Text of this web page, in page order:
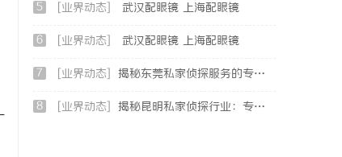
5 [业界动态] 武汉配眼镜 上海配眼镜
6 [业界动态] 武汉配眼镜 上海配眼镜
7 [业界动态] 揭秘东莞私家侦探服务的专业性与应用领域详解
8 [业界动态] 揭秘昆明私家侦探行业：专业服务与实际案例分析